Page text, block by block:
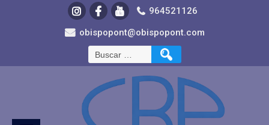
964521126
obispopont@obispopont.com